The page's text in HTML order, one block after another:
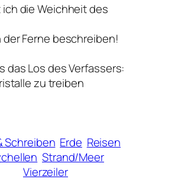
die Weichheit des
der Ferne beschreiben!
das Los des Verfassers:
zu treiben
Schreiben Erde Reisen
Strand/Meer
Vierzeiler